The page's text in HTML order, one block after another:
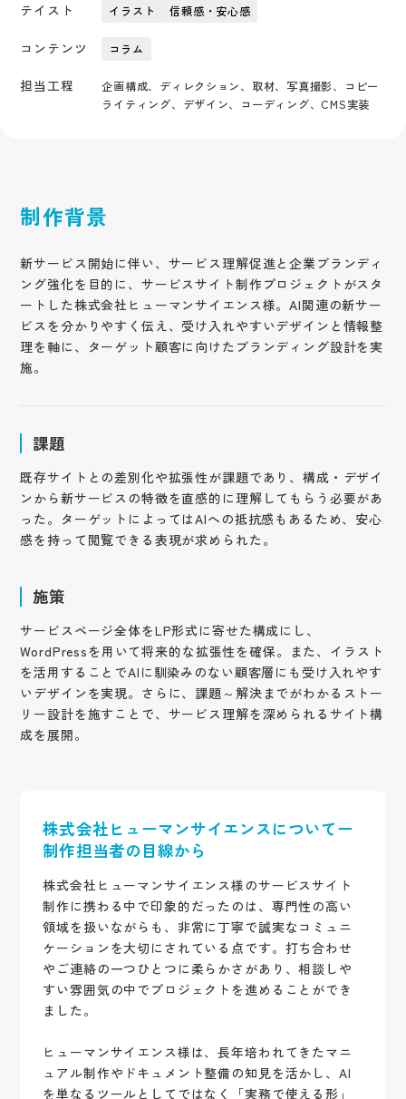
テイスト イラスト 信頼感・安心感
コンテンツ コラム
担当工程
企画構成、ディレクション、取材、写真撮影、コピー
ライティング、デザイン、コーディング、CMS実装
制作背景
新サービス開始に伴い、サービス理解促進と企業ブランディ
ング強化を目的に、サービスサイト制作プロジェクトがスタ
ートした株式会社ヒューマンサイエンス様。AI関連の新サー
ビスを分かりやすく伝え、受け入れやすいデザインと情報整
理を軸に、ターゲット顧客に向けたブランディング設計を実
施。
課題
既存サイトとの差別化や拡張性が課題であり、構成・デザイ
ンから新サービスの特徴を直感的に理解してもらう必要があ
った。ターゲットによってはAIへの抵抗感もあるため、安心
感を持って閲覧できる表現が求められた。
施策
サービスページ全体をLP形式に寄せた構成にし、
WordPressを用いて将来的な拡張性を確保。また、イラスト
を活用することでAIに馴染みのない顧客層にも受け入れやす
いデザインを実現。さらに、課題～解決までがわかるストー
リー設計を施すことで、サービス理解を深められるサイト構
成を展開。
株式会社ヒューマンサイエンスについてー
制作担当者の目線から
株式会社ヒューマンサイエンス様のサービスサイト
制作に携わる中で印象的だったのは、専門性の高い
領域を扱いながらも、非常に丁寧で誠実なコミュニ
ケーションを大切にされている点です。打ち合わせ
やご連絡の一つひとつに柔らかさがあり、相談しや
すい雰囲気の中でプロジェクトを進めることができ
ました。
ヒューマンサイエンス様は、長年培われてきたマニ
ュアル制作やドキュメント整備の知見を活かし、AI
を単なるツールとしてではなく「実務で使える形」